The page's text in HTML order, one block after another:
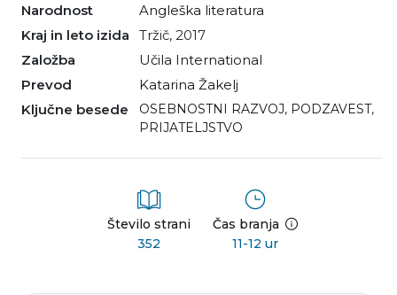
Narodnost
angleška literatura
Kraj in leto izida
Tržič, 2017
Založba
Učila International
Prevod
Katarina Žakelj
Ključne besede
OSEBNOSTNI RAZVOJ, PODZAVEST,
PRIJATELJSTVO
Število strani
352
Čas branja
11-12 ur